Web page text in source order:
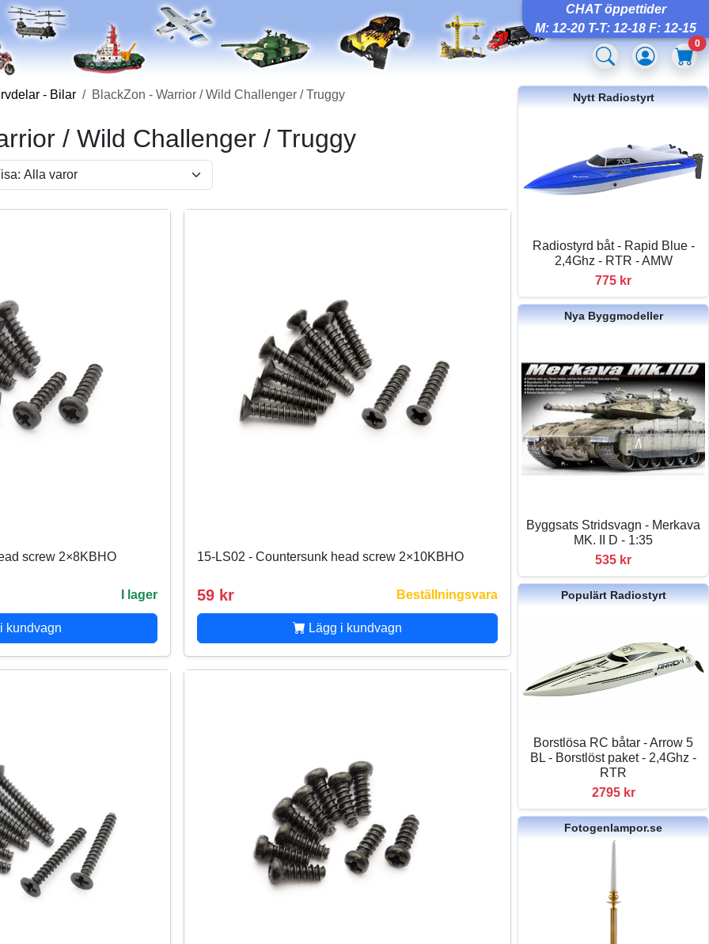
CHAT öppettider
M: 12-20 T-T: 12-18 F: 12-15
0
- Bilar BlackZon - Warrior / Wild Challenger / Truggy
/ Wild Challenger / Truggy
screw 2×8KBHO
I lager
kundvagn
15-LS02 - Countersunk head screw 2×10KBHO
59 kr Beställningsvara
Lägg i kundvagn
Nytt Radiostyrt
Radiostyrd båt - Rapid Blue -
2,4Ghz - RTR - AMW
775 kr
Nya Byggmodeller
Byggsats Stridsvagn - Merkava
MK. II D - 1:35
535 kr
Populärt Radiostyrt
Borstlösa RC båtar - Arrow 5
BL - Borstlöst paket - 2,4Ghz -
RTR
2795 kr
Fotogenlampor.se